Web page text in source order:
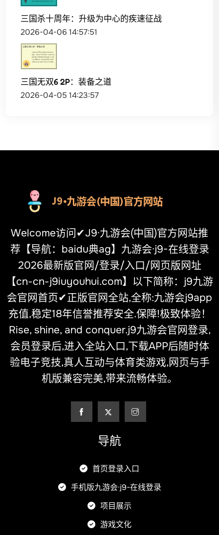
三国杀十周年：升级为中心的疾速征战
2026-04-06 14:57:51
三国无双6 2P：装备之道
2026-04-05 14:23:57
Welcome访问✔J9·九游会(中国)官方网站推
荐【导航：baidu典ag】九游会·j9-在线登录
2026最新版官网/登录/入口/网页版网址
【cn-cn-j9iuyouhui.com】以下简称：j9九游
会官网首页✔正版官网全站,全称:九游会j9app
充值,稳定18年信誉推荐安全.保障!极致体验！
Rise, shine, and conquer.j9九游会官网登录,
会员登录后,进入全站入口,下载APP后随时体
验电子竞技,真人互动与体育类游戏,网页与手
机版兼容完美,带来流畅体验。
导航
首页登录入口
手机版九游会·j9-在线登录
项目展示
游戏文化